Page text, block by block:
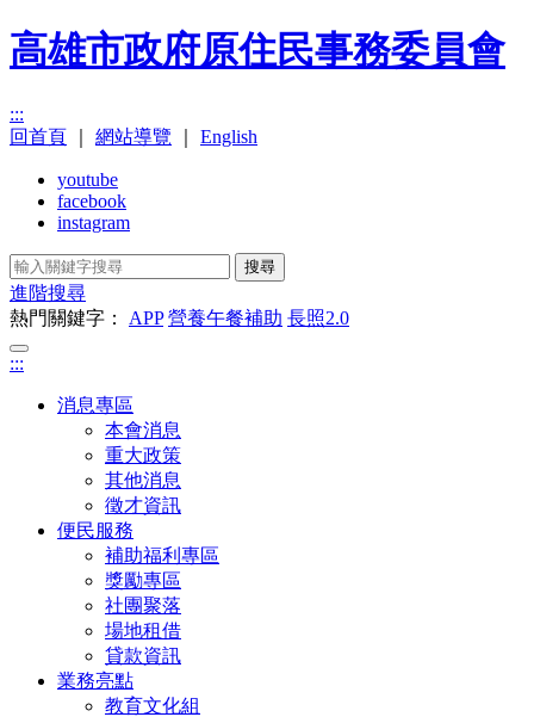
高雄市政府原住民事務委員會
:::
回首頁
網站導覽 English
youtube
facebook
instagram
搜尋
進階搜尋
熱門關鍵字： APP 營養午餐補助 長照2.0
:::
消息專區
本會消息
重大政策
其他消息
徵才資訊
便民服務
補助福利專區
獎勵專區
社團聚落
場地租借
貸款資訊
業務亮點
教育文化組